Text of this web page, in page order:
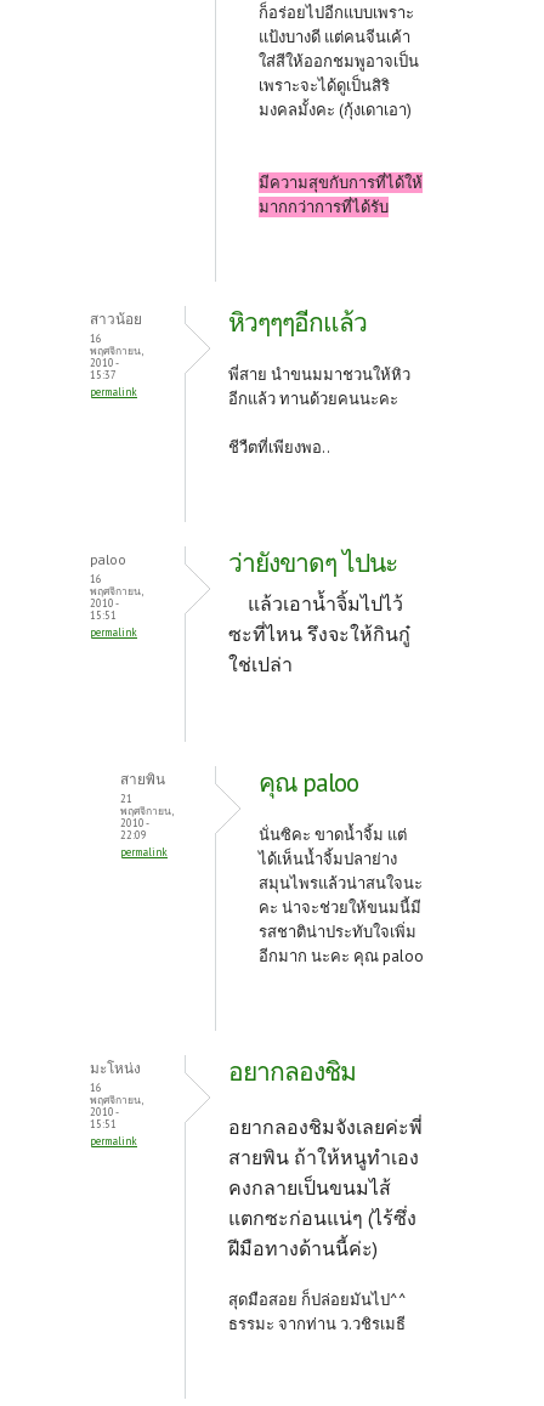
ก็อร่อยไปอีกแบบเพราะ
แป้งบางดี แต่คนจีนเค้า
ใส่สีให้ออกชมพูอาจเป็น
เพราะจะได้ดูเป็นสิริ
มงคลมั้งคะ (กุ้งเดาเอา)
มีความสุขกับการที่ได้ให้
มากกว่าการที่ได้รับ
สาวน้อย
16
พฤศจิกายน,
2010 -
15:37
permalink
หิวๆๆๆอีกแล้ว
พี่สาย นำขนมมาชวนให้หิว
อีกแล้ว ทานด้วยคนนะคะ
ชีวืตที่เพียงพอ..
paloo
16
พฤศจิกายน,
2010 -
15:51
permalink
ว่ายังขาดๆ ไปนะ
แล้วเอาน้ำจิ้มไปไว้
ซะที่ไหน รึงจะให้กินกู๋
ใช่เปล่า
สายพิน
21
พฤศจิกายน,
2010 -
22:09
permalink
คุณ paloo
นั่นซิคะ ขาดน้ำจิ้ม แต่
ได้เห็นน้ำจิ้มปลาย่าง
สมุนไพรแล้วน่าสนใจนะ
คะ น่าจะช่วยให้ขนมนี้มี
รสชาติน่าประทับใจเพิ่ม
อีกมาก นะคะ คุณ paloo
มะโหน่ง
16
พฤศจิกายน,
2010 -
15:51
permalink
อยากลองชิม
อยากลองชิมจังเลยค่ะพี่
สายพิน ถ้าให้หนูทำเอง
คงกลายเป็นขนมไส้
แตกซะก่อนแน่ๆ (ไร้ซึ่ง
ฝีมือทางด้านนี้ค่ะ)
สุดมือสอย ก็ปล่อยมันไป^^
ธรรมะ จากท่าน ว.วชิรเมธี